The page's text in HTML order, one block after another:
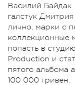
Василий
галстук
лично, марки с
коллекционные
попасть в
Production и
пятого альбома
100 000 гривен.